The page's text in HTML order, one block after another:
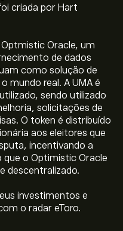
criada por Hart
Oracle, um
de dados
como solução de
mundo real. A UMA é
sendo utilizado
solicitações de
O token é distribuído
aos eleitores que
incentivando a
o Optimistic Oracle
descentralizado.
investimentos e
o radar eToro.
Market Access é
Market Access é